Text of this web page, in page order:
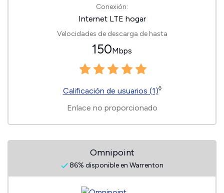
Conexión:
Internet LTE hogar
Velocidades de descarga de hasta
150Mbps
Calificación de usuarios (1)◊
Enlace no proporcionado
Omnipoint
86% disponible en Warrenton